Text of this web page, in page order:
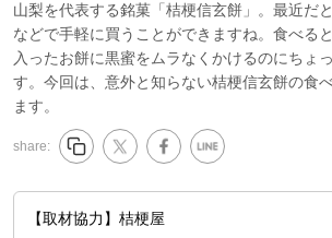
山梨を代表する銘菓「桔梗信玄餅」。最近だ
などで手軽に買うことができますね。食べる
入ったお餅に黒蜜をムラなくかけるのにちょ
す。今回は、意外と知らない桔梗信玄餅の食
ます。
share:
【取材協力】桔梗屋